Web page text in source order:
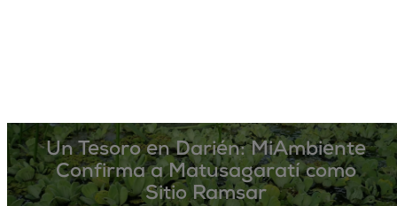
Un Tesoro en Darién: MiAmbiente
Confirma a Matusagaratí como
Sitio Ramsar